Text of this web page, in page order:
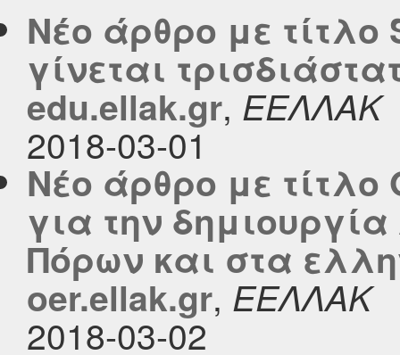
Νέο άρθρο με
γίνεται
edu.ellak.gr, ΕΕΛΛΑΚ
2018-03-01
Νέο άρθρο με τίτλο
για την
Πόρων και στα
oer.ellak.gr, ΕΕΛΛΑΚ
2018-03-02